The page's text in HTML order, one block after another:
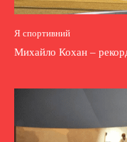
Я спортивний
Михайло Кохан –